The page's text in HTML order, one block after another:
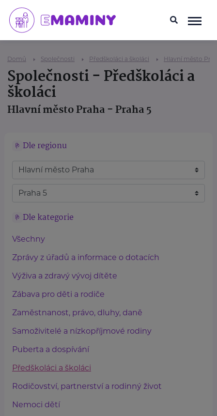
Domů Společnosti Předškoláci a školáci Hlavní město
Společnosti - Předškoláci a
školáci
Hlavní město Praha - Praha 5
Dle regionu
Dle kategorie
Všechny
Zprávy z úřadů a informace o dotacích
Výživa a zdravý vývoj dítěte
Zábava pro děti a rodiče
Zaměstnanost, právo, dluhy, daně
Samoživitelé a nízkopříjmové rodiny
Puberta a dospívání
Předškoláci a školáci
Rodičovství, partnerství a rodinný život
Nemoci dětí